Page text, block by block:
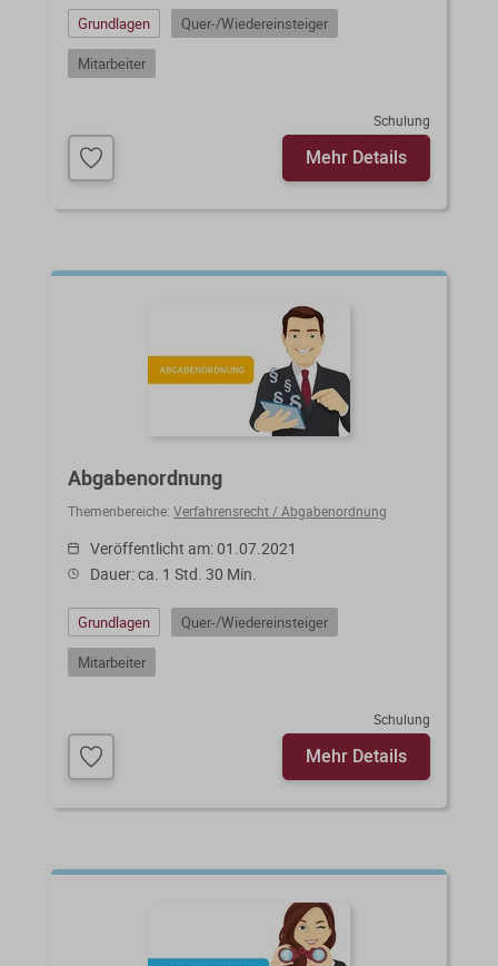
Grundlagen
Quer-/Wiedereinsteiger
Mitarbeiter
Schulung
Mehr Details
Abgabenordnung
Themenbereiche: Verfahrensrecht / Abgabenordnung
Veröffentlicht am: 01.07.2021
Dauer: ca. 1 Std. 30 Min.
Grundlagen
Quer-/Wiedereinsteiger
Mitarbeiter
Schulung
Mehr Details